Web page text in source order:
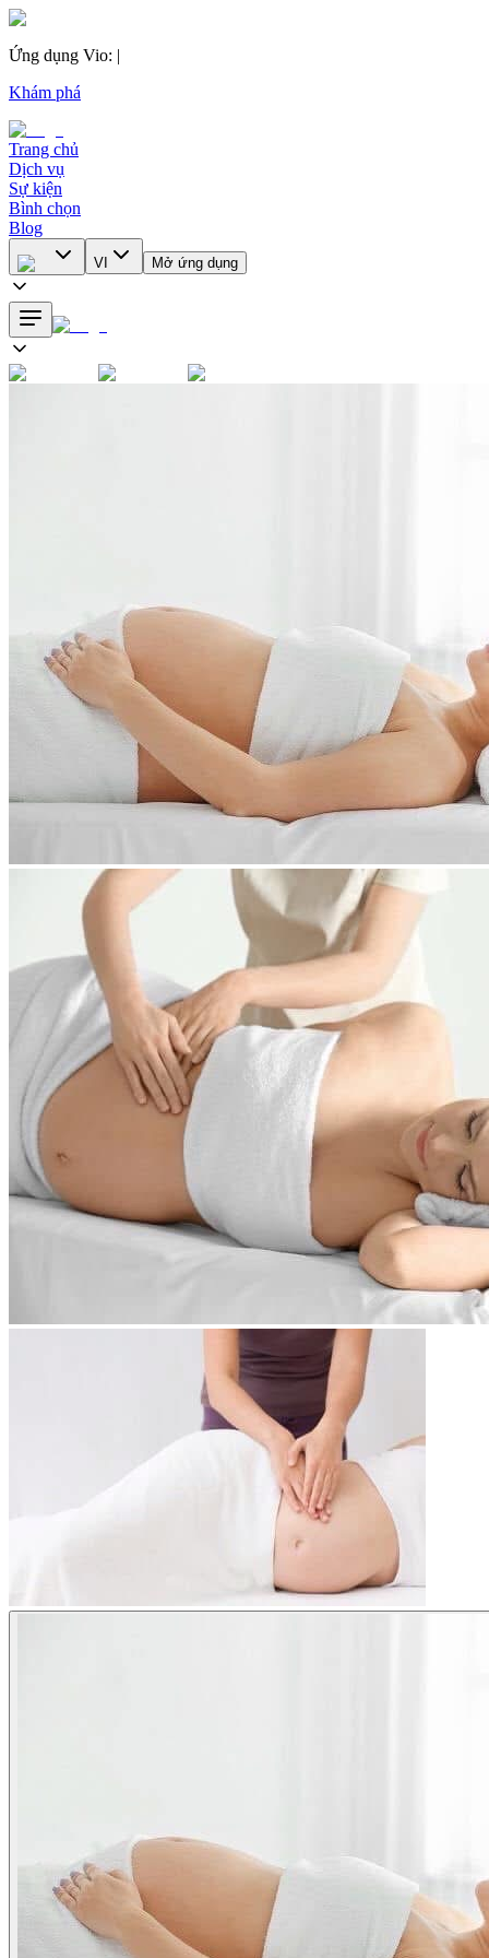
Ứng dụng Vio: |
Khám phá
Trang chủ
Dịch vụ
Sự kiện
Bình chọn
Blog
VI Mở ứng dụng